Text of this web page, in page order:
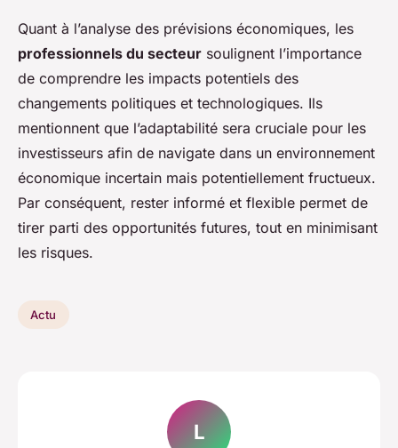
Quant à l’analyse des prévisions économiques, les
professionnels du secteur soulignent l’importance
de comprendre les impacts potentiels des
changements politiques et technologiques. Ils
mentionnent que l’adaptabilité sera cruciale pour les
investisseurs afin de navigate dans un environnement
économique incertain mais potentiellement fructueux.
Par conséquent, rester informé et flexible permet de
tirer parti des opportunités futures, tout en minimisant
les risques.
Actu
L